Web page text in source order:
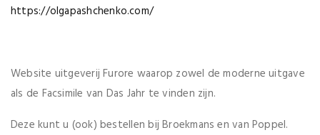
https://olgapashchenko.com/
Website uitgeverij Furore waarop zowel de moderne uitgave
als de Facsimile van Das Jahr te vinden zijn.
Deze kunt u (ook) bestellen bij Broekmans en van Poppel.